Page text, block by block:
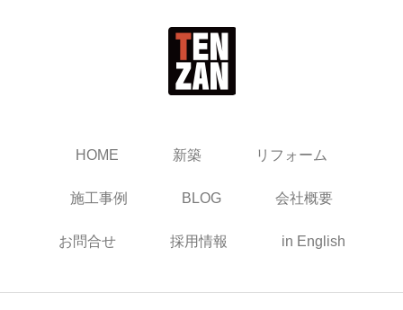
HOME 新築 リフォーム
施工事例 BLOG 会社概要
お問合せ 採用情報 in English